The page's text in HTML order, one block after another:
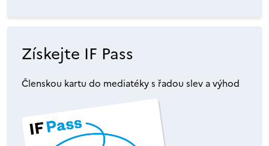
Získejte IF Pass
Členskou kartu do mediatéky s řadou slev a výhod